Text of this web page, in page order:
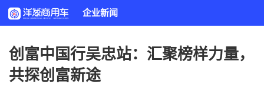
企业新闻
创富中国行吴忠站：汇聚榜样力量，
共探创富新途